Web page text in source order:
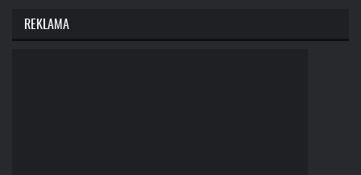
REKLAMA